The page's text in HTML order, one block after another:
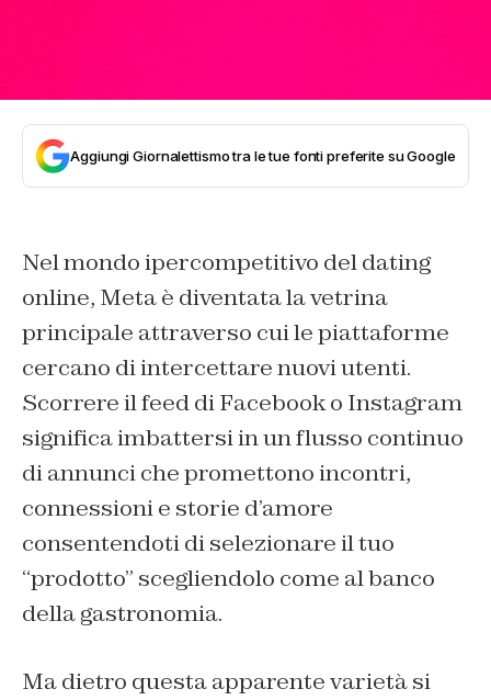
Aggiungi Giornalettismo tra le tue fonti preferite su Google
Nel mondo ipercompetitivo del dating
online, Meta è diventata la vetrina
principale attraverso cui le piattaforme
cercano di intercettare nuovi utenti.
Scorrere il feed di Facebook o Instagram
significa imbattersi in un flusso continuo
di annunci che promettono incontri,
connessioni e storie d’amore
consentendoti di selezionare il tuo
“prodotto” scegliendolo come al banco
della gastronomia.
Ma dietro questa apparente varietà si